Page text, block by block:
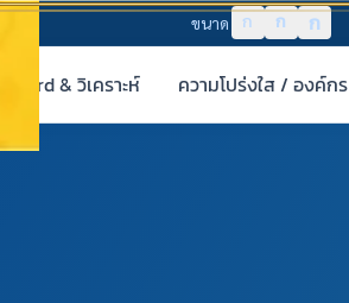
ขนาด ก ก ก
& วิเคราะห์ ความโปร่งใส / องค์กร